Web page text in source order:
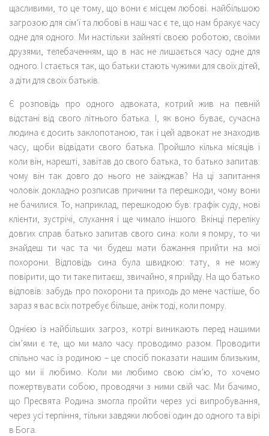
щасливими, то це тому, що вони є місцем любові. найбільшою
загрозою для сім’ї та любові в наш час є те, що нам бракує часу
одне для одного. Ми настільки зайняті своєю роботою, своїми
друзями, телебаченням, що в нас не лишається часу одне для
одного. І стається так, що батьки стають чужими для своїх дітей,
а діти для своїх батьків.
Є розповідь про одного адвоката, котрий жив на певній
відстані від свого літнього батька. І, як воно буває, сучасна
людина є досить заклопотаною, так і цей адвокат не знаходив
часу, щоби відвідати свого батька. Пройшло кілька місяців і
коли він, нарешті, завітав до свого батька, то батько запитав:
чому він так довго до нього не заїжджав? На ці запитання
чоловік докладно розписав причини та перешкоди, чому вони
не бачилися. То, наприклад, перешкодою був: графік суду, нові
клієнти, зустрічі, слухання і ще чимало іншого. Вкінці переліку
довгих справ батько запитав свого сина: коли я помру, то чи
знайдеш ти час та чи будеш мати бажання прийти на мої
похорони. Відповідь сина була швидкою: тату, я не можу
повірити, що ти таке питаєш, звичайно, я прийду. На що батько
відповів: забудь про похорони та приходь до мене частіше, бо
зараз я вас всіх потребує більше, аніж тоді, коли помру.
Однією із найбільших загроз, котрі виникають перед нашими
сім’ями є те, що ми мало часу проводимо разом. Проводити
спільно час із родиною – це спосіб показати нашим близьким,
що ми її любимо. Коли ми любимо свою сім’ю, то хочемо
пожертвувати собою, проводячи з ними свій час. Ми бачимо,
що Пресвята Родина змогла пройти через усі випробування,
через усі терпіння, тільки завдяки любові один до одного та вірі
в Бога.